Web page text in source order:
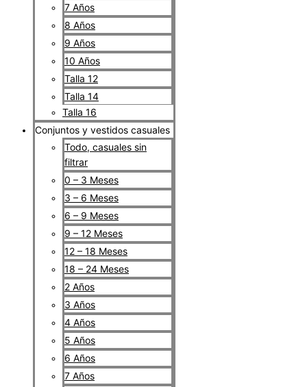
7 Años
8 Años
9 Años
10 Años
Talla 12
Talla 14
Talla 16
Conjuntos y vestidos casuales
Todo, casuales sin
filtrar
0 – 3 Meses
3 – 6 Meses
6 – 9 Meses
9 – 12 Meses
12 – 18 Meses
18 – 24 Meses
2 Años
3 Años
4 Años
5 Años
6 Años
7 Años